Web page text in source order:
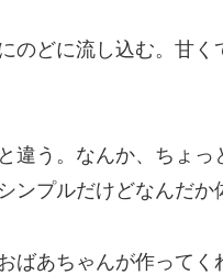
のどに流し込む。甘
違う。なんか、ちょ
ンプルだけどなんだか
ばあちゃんが作ってく